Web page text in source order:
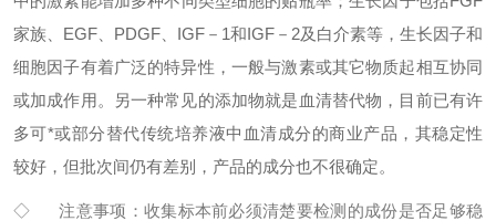
家族、EGF、PDGF、IGF－1和IGF－2及白介素等，生长因子和
细胞因子有着广泛的特异性，一般与激素或其它物质起相互协同
或加成作用。另一种常见的添加物就是血清替代物，目前已有许
多可*或部分替代传统培养液中血清成分的商业产品，其稳定性
较好，但批次间仍有差别，产品的成分也不很确定。
◇ 注意事项：收集标本前必须清楚要检测的成份是否足够稳